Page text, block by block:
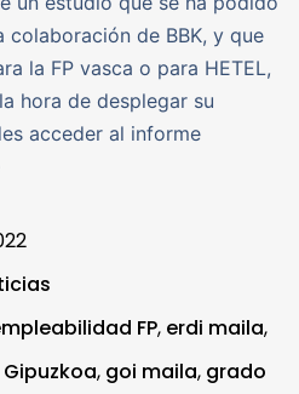
colaboración de BBK, y que
la FP vasca o para HETEL,
hora de desplegar su
acceder al informe
FP, erdi maila,
Gipuzkoa, goi maila, grado